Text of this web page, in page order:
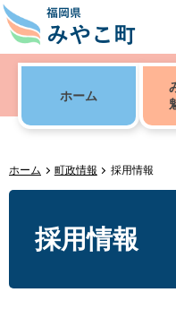
ホーム
ホーム 町政情報 採用情報
採用情報